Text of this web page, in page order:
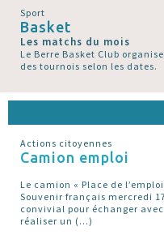
Sport
Basket
Les matchs du mois
Le Berre Basket Club
des tournois selon les dates.
Actions citoyennes
Camion emploi
Le camion « Place de
Souvenir français mercredi
convivial pour échanger
réaliser un (…)